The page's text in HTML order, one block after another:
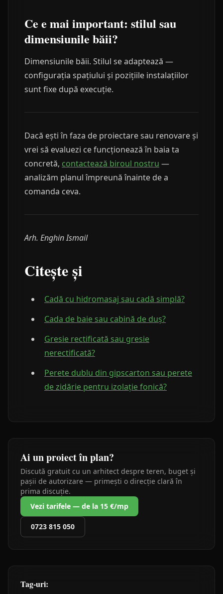
Ce e mai important: stilul sau
dimensiunile băii?
Dimensiunile băii. Stilul se adaptează —
configurația spațiului și pozițiile instalațiilor
sunt fixe după execuție.
Dacă ești în faza de proiectare sau renovare și
vrei să evaluezi ce funcționează în baia ta
concretă, contactează biroul nostru —
analizăm planul împreună înainte de a
comanda ceva.
Arh. Enghin Ismail
Citește și
Cadă cu hidromasaj sau cadă simplă?
Cada de baie sau cabină de duș?
Gresie rectificată sau gresie
nerectificată?
Perete dublu din gipscarton sau perete
de zidărie pentru izolație fonică?
Ai un proiect în plan?
Discută gratuit cu un arhitect despre teren, buget și
pașii de autorizare — primești o direcție clară în
prima discuție.
Vezi tarifele — de la 15 €/mp
0723 815 050
Tag-uri: